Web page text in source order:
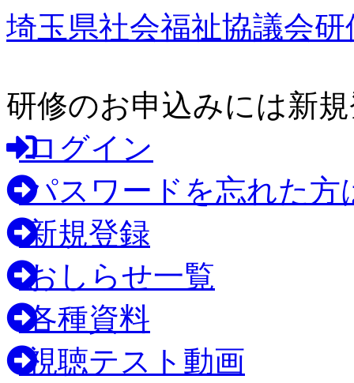
埼玉県社会福祉協議会
研修のお申込みには新
ログイン
パスワードを忘れた方
新規登録
おしらせ一覧
各種資料
視聴テスト動画